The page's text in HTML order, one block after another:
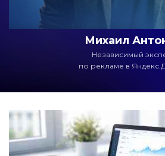
Михаил
Независимый
по рекламе в